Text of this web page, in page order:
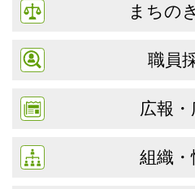
まちの
職員
広報
組織・